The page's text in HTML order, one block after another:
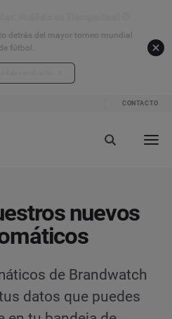
detrás del mayor torneo mundial
de fútbol.
CONTACTO
nuevos
de Brandwatch
datos que puedes